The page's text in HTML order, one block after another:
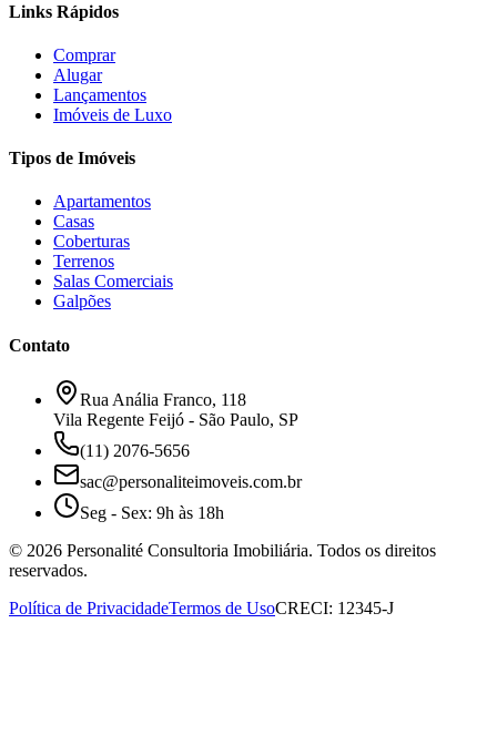
Links Rápidos
Comprar
Alugar
Lançamentos
Imóveis de Luxo
Tipos de Imóveis
Apartamentos
Casas
Coberturas
Terrenos
Salas Comerciais
Galpões
Contato
Rua Anália Franco, 118
Vila Regente Feijó - São Paulo, SP
(11) 2076-5656
sac@personaliteimoveis.com.br
Seg - Sex: 9h às 18h
© 2026 Personalité Consultoria Imobiliária. Todos os direitos
reservados.
Política de PrivacidadeTermos de UsoCRECI: 12345-J